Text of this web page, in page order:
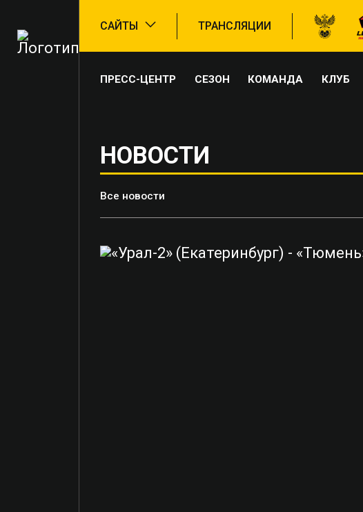
САЙТЫ ТРАНСЛЯЦИИ
ПРЕСС-ЦЕНТР СЕЗОН КОМАНДА КЛУБ
НОВОСТИ
Все новости